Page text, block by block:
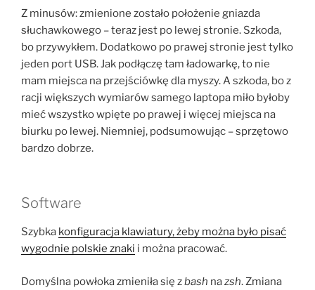
Z minusów: zmienione zostało położenie gniazda
słuchawkowego – teraz jest po lewej stronie. Szkoda,
bo przywykłem. Dodatkowo po prawej stronie jest tylko
jeden port USB. Jak podłączę tam ładowarkę, to nie
mam miejsca na przejściówkę dla myszy. A szkoda, bo z
racji większych wymiarów samego laptopa miło byłoby
mieć wszystko wpięte po prawej i więcej miejsca na
biurku po lewej. Niemniej, podsumowując – sprzętowo
bardzo dobrze.
Software
Szybka konfiguracja klawiatury, żeby można było pisać
wygodnie polskie znaki i można pracować.
Domyślna powłoka zmieniła się zbash nazsh. Zmiana